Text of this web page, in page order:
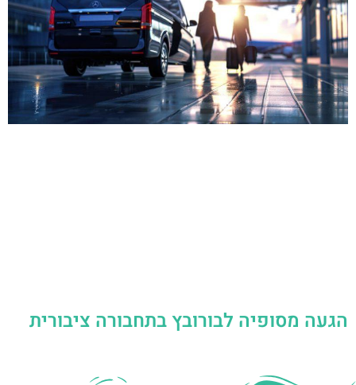
הגעה מסופיה לבורובץ בתחבורה ציבורית